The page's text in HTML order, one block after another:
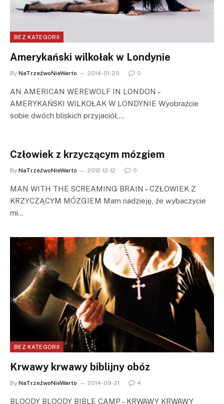
BEZ KATEGORII
Amerykański wilkołak w Londynie
By NaTrzeźwoNieWarto 2014-01-29 0
AN AMERICAN WEREWOLF IN LONDON –
AMERYKAŃSKI WILKOŁAK W LONDYNIE Wyobraźcie
sobie dwóch bliskich przyjaciół,…
Człowiek z krzyczącym mózgiem
By NaTrzeźwoNieWarto 2012-12-12 0
MAN WITH THE SCREAMING BRAIN – CZŁOWIEK Z
KRZYCZĄCYM MÓZGIEM Mam nadzieję, że wybaczycie
mi…
BEZ KATEGORII
Krwawy krwawy biblijny obóz
By NaTrzeźwoNieWarto 2014-09-21 4
BLOODY BLOODY BIBLE CAMP – KRWAWY KRWAWY